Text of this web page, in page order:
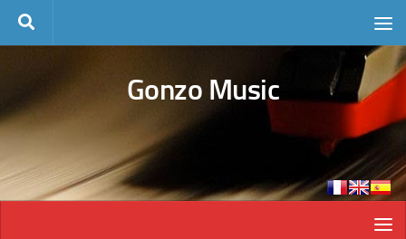
Skip to content
Gonzo Music